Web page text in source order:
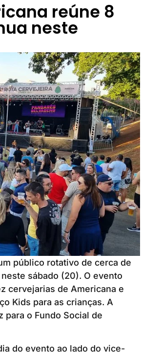
reúne 8
neste
público rotativo de cerca de
sábado (20). O evento
cervejarias de Americana e
Kids para as crianças. A
para o Fundo Social de
do evento ao lado do vice-